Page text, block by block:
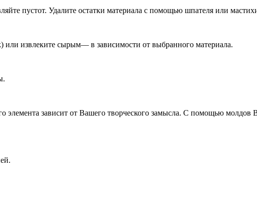
пустот. Удалите остатки материала с помощью шпателя или
извлеките сырым— в зависимости от выбранного материала.
элемента зависит от Вашего творческого замысла. С помощью